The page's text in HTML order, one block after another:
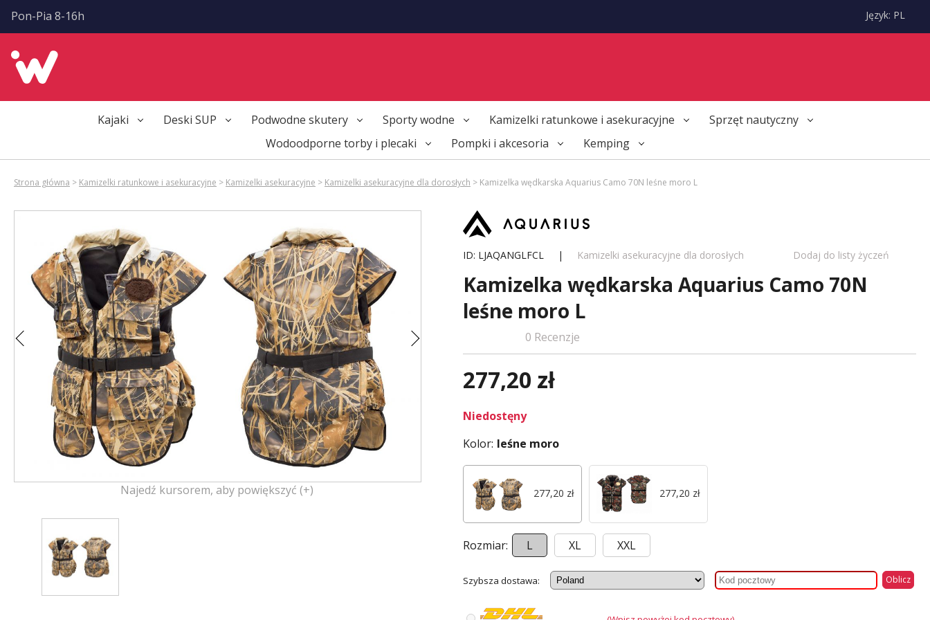
Pon-Pia 8-16h Język: PL
Kajaki Deski SUP Podwodne skutery Sporty wodne Kamizelki ratunkowe i asekuracyjne
Sprzęt nautyczny
Wodoodporne torby i plecaki
Pompki i akcesoria Kemping
Strona główna > Kamizelki ratunkowe i asekuracyjne > Kamizelki asekuracyjne > Kamizelki asekuracyjne dla dorosłych > Kamizelka wędkarska Aquarius Camo 70N leśne moro L
Najedź kursorem, aby powiększyć (+)
ID: LJAQANGLFCL | Kamizelki asekuracyjne dla dorosłych Dodaj do listy życzeń
Kamizelka wędkarska Aquarius Camo 70N
leśne moro L
0 Recenzje
277,20 zł
Niedostęny
Kolor: leśne moro
277,20 zł 277,20 zł
Rozmiar: L XL XXL
Szybsza dostawa: Oblicz